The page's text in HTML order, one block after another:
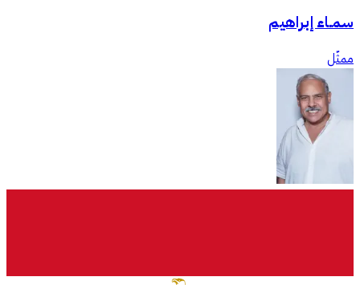
سمـاء إبراهيم
ممثّل